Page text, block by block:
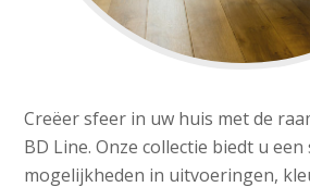
Creëer sfeer in uw huis met de
BD Line. Onze collectie biedt u een
mogelijkheden in uitvoeringen,